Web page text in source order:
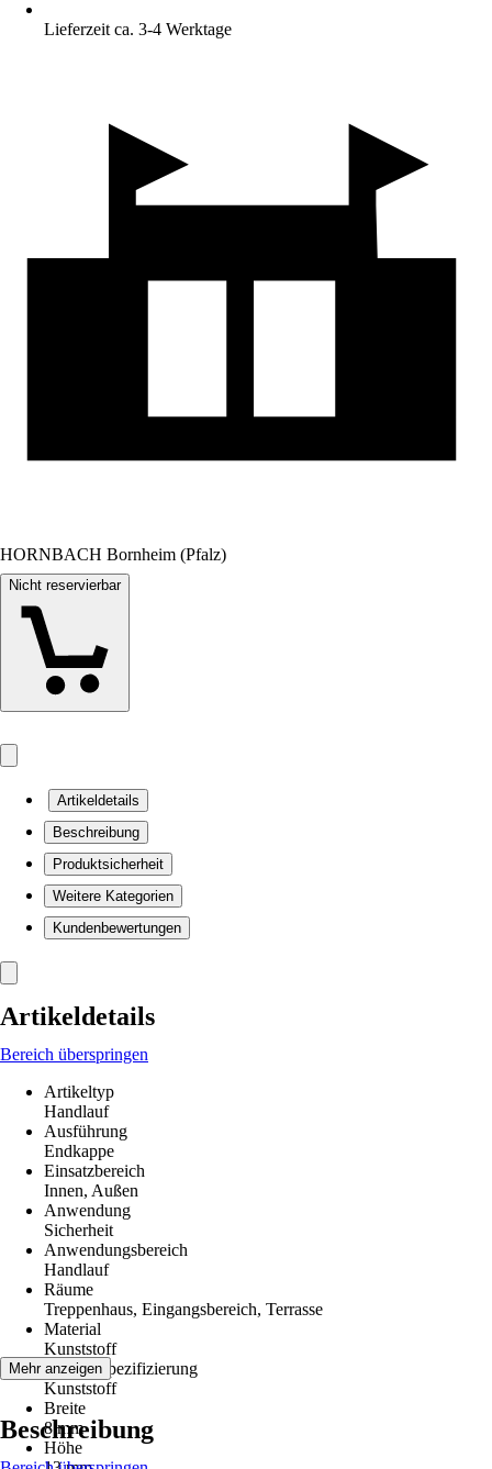
Lieferzeit ca. 3-4 Werktage
HORNBACH Bornheim (Pfalz)
Nicht reservierbar
Artikeldetails
Beschreibung
Produktsicherheit
Weitere Kategorien
Kundenbewertungen
Artikeldetails
Bereich überspringen
Artikeltyp
Handlauf
Ausführung
Endkappe
Einsatzbereich
Innen, Außen
Anwendung
Sicherheit
Anwendungsbereich
Handlauf
Räume
Treppenhaus, Eingangsbereich, Terrasse
Material
Kunststoff
Materialspezifizierung
Kunststoff
Breite
8 mm
Höhe
Mehr anzeigen
Beschreibung